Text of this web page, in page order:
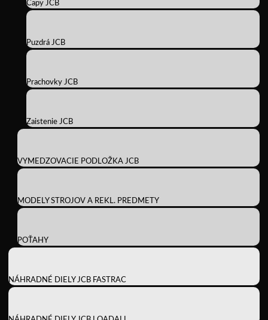
Čapy JCB
Puzdrá JCB
Prachovky JCB
Zaistenie JCB
VYMEDZOVACIE PODLOŽKA JCB
MODELY STROJOV A REKL. PREDMETY
POŤAHY
NÁHRADNÉ DIELY JCB FASTRAC